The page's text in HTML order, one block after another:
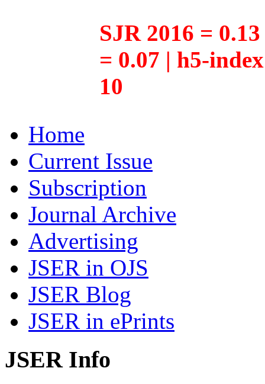
SJR 2016 =
= 0.07 | h5-
10
Home
Current Issue
Subscription
Journal Archive
Advertising
JSER in OJS
JSER Blog
JSER in ePrints
JSER Info